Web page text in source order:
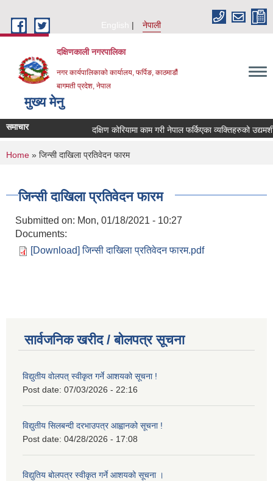
English
नेपाली
दक्षिणकाली नगरपालिका
नगर कार्यपालिकाको कार्यालय, फर्पिङ, काठमाडौं
बागमती प्रदेश, नेपाल
मुख्य मेनु
समाचार दक्षिण कोरियामा काम गरी नेपाल फर्किएका व्यक्तिहरुको
You are here
Home » जिन्सी दाखिला प्रतिवेदन फारम
जिन्सी दाखिला प्रतिवेदन फारम
Submitted on: Mon, 01/18/2021 - 10:27
Documents:
[Download] जिन्सी दाखिला प्रतिवेदन फारम.pdf
सार्वजनिक खरीद / बोलपत्र सूचना
विद्युतीय वोलपत् स्वीकृत गर्ने आशयको सूचना !
Post date: 07/03/2026 - 22:16
विद्युतीय सिलबन्दी दरभाउपत्र आह्वानको सूचना !
Post date: 04/28/2026 - 17:08
विद्युतिय बोलपत्र स्वीकृत गर्ने आशयको सूचना ।